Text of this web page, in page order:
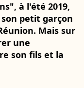
à l'été 2019,
petit garçon
Mais sur
une
son fils et la